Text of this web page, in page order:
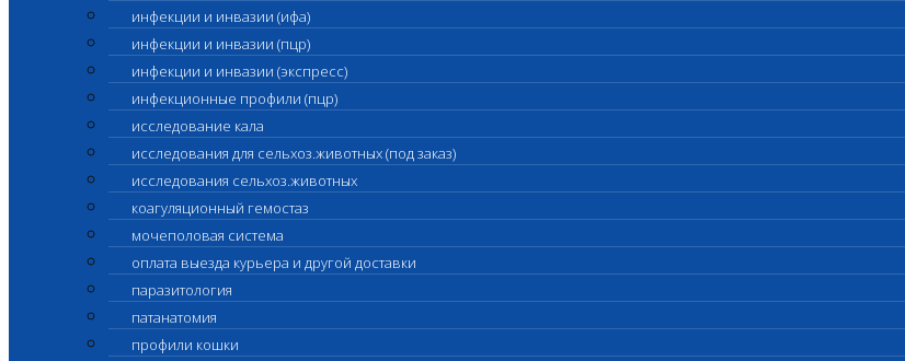
инфекции и инвазии (ифа)
инфекции и инвазии (пцр)
инфекции и инвазии (экспресс)
инфекционные профили (пцр)
исследование кала
исследования для сельхоз.животных (под заказ)
исследования сельхоз.животных
коагуляционный гемостаз
мочеполовая система
оплата выезда курьера и другой доставки
паразитология
патанатомия
профили кошки